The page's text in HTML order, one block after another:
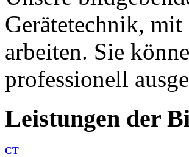
Gerätetechnik,
arbeiten. Sie
professionell
Leistungen der
CT